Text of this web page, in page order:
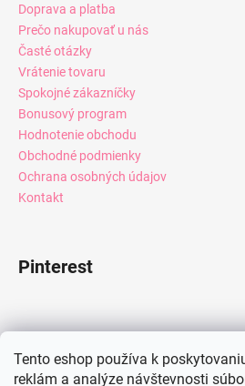
Tento eshop používa k
reklám a analýze návštevnosti
Doprava a platba
Prečo nakupovať u nás
Časté otázky
Vrátenie tovaru
Spokojné zákazníčky
Bonusový program
Hodnotenie obchodu
Obchodné podmienky
Ochrana osobných údajov
Kontakt
Pinterest